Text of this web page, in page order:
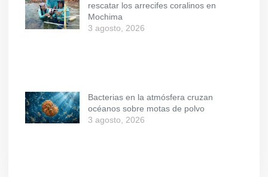
rescatar los arrecifes coralinos en
Mochima
3 agosto, 2026
Bacterias en la atmósfera cruzan
océanos sobre motas de polvo
3 agosto, 2026